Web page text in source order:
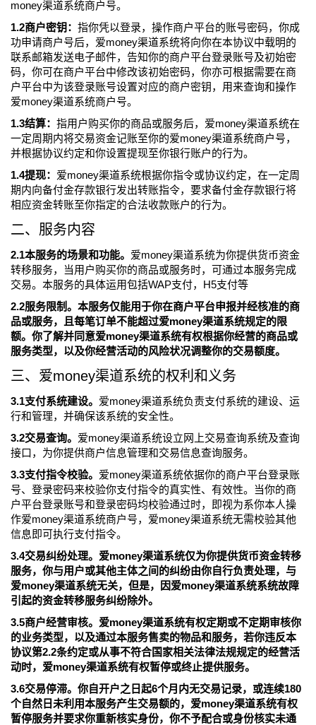
money渠道系统商户号。
1.2商户密钥： 指你凭以登录，操作商户平台的账号密码，你成
功申请商户号后，爱money渠道系统将向你在本协议中载明的
联系邮箱发送电子邮件，告知你的商户平台登录账号及初始密
码，你可在商户平台中修改该初始密码，你亦可根据需要在商
户平台中为该登录账号设置对应的商户密钥，用来查询和操作
爱money渠道系统商户号。
1.3结算： 指用户购买你的商品或服务后，爱money渠道系统在
一定周期内将交易资金记账至你的爱money渠道系统商户号，
并根据协议约定和你设置提现至你银行账户的行为。
1.4提现： 爱money渠道系统根据你指令或协议约定，在一定周
期内向备付金存款银行发出转账指令，要求备付金存款银行将
相应资金转账至你指定的合法收款账户的行为。
二、服务内容
2.1本服务的场景和功能。 爱money渠道系统为你提供货币资金
转移服务，当用户购买你的商品或服务时，可通过本服务完成
交易。本服务的具体运用包括WAP支付，H5支付等
2.2服务限制。本服务仅能用于你在商户平台申报并经核准的商
品或服务，且每笔订单不能超过爱money渠道系统规定的限
额。你了解并同意爱money渠道系统有权根据你经营的商品或
服务类型，以及你经营活动的风险状况调整你的交易额度。
三、爱money渠道系统的权利和义务
3.1支付系统建设。 爱money渠道系统负责支付系统的建设、运
行和管理，并确保该系统的安全性。
3.2交易查询。 爱money渠道系统设立网上交易查询系统及查询
接口，为你提供商户信息管理和交易信息查询服务。
3.3支付指令校验。 爱money渠道系统依据你的商户平台登录账
号、登录密码来校验你支付指令的真实性、有效性。当你的商
户平台登录账号和登录密码均校验通过时，即视为系你本人操
作爱money渠道系统商户号，爱money渠道系统无需校验其他
信息即可执行支付指令。
3.4交易纠纷处理。爱money渠道系统仅为你提供货币资金转移
服务，你与用户或其他主体之间的纠纷由你自行负责处理，与
爱money渠道系统无关，但是，因爱money渠道系统系统故障
引起的资金转移服务纠纷除外。
3.5商户经营审核。爱money渠道系统有权定期或不定期审核你
的业务类型，以及通过本服务售卖的物品和服务，若你违反本
协议第2.2条约定或从事不符合国家相关法律法规规定的经营活
动时，爱money渠道系统有权暂停或终止提供服务。
3.6交易停滞。你自开户之日起6个月内无交易记录，或连续180
个自然日未利用本服务产生交易额的，爱money渠道系统有权
暂停服务并要求你重新核实身份，你不予配合或身份核实未通